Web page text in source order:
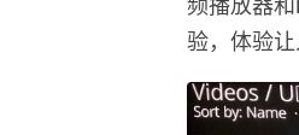
验，体验让